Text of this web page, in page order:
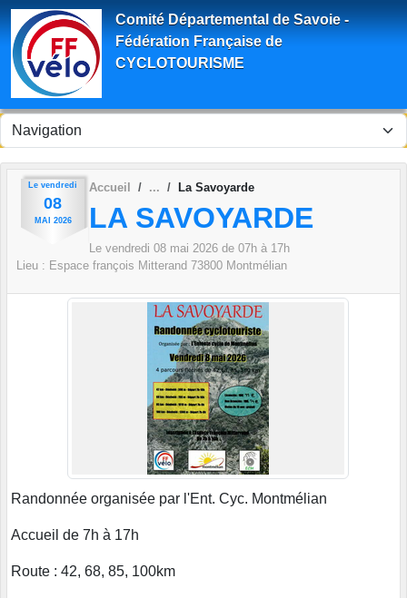
Comité Départemental de Savoie -
Fédération Française de
CYCLOTOURISME
Le vendredi
08
MAI 2026
Accueil La Savoyarde
LA SAVOYARDE
Le vendredi 08 mai 2026 de 07h à 17h
Lieu : Espace françois Mitterand 73800 Montmélian
Randonnée organisée par l'Ent. Cyc. Montmélian
Accueil de 7h à 17h
Route : 42, 68, 85, 100km
Panneau de gestion des cookies